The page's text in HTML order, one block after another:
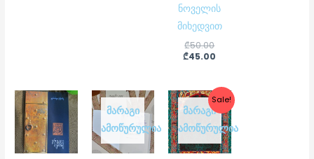
ნოველის
მიხედვით
₾50.00
₾45.00
ᲛᲐᲠᲐᲒᲘ
ᲐᲛᲝᲬᲣᲠᲣᲚᲘᲐ
Sale!
ᲛᲐᲠᲐᲒᲘ
ᲐᲛᲝᲬᲣᲠᲣᲚᲘᲐ
Original
price
was:
₾85.00.
Current
price
is:
₾75.00.